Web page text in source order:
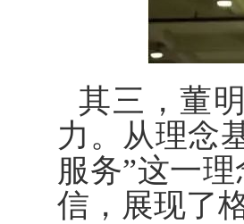
其三，董
力。从理念
服务”这一
信，展现了